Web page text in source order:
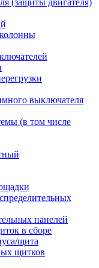
(защиты двигателя)
выключателя
(в том числе
панелей
в сборе
щита
щитков